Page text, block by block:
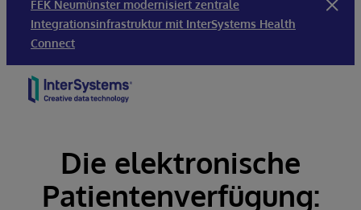
FEK Neumünster modernisiert zentrale
Integrationsinfrastruktur mit InterSystems Health
Connect
Skip to content
Die elektronische
Patientenverfügung: